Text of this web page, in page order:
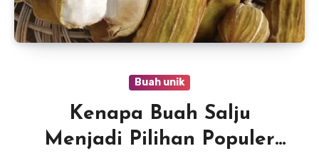
Buah unik
Kenapa Buah Salju
Menjadi Pilihan Populer